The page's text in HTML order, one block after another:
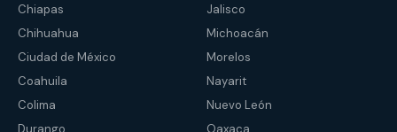
Chiapas
Chihuahua
Ciudad de México
Coahuila
Colima
Durango
Jalisco
Michoacán
Morelos
Nayarit
Nuevo León
Oaxaca